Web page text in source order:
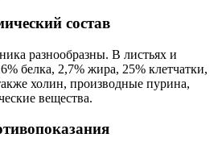
состав
разнообразны. В листьях и
белка, 2,7% жира, 25% клетчатки,
холин, производные пурина,
вещества.